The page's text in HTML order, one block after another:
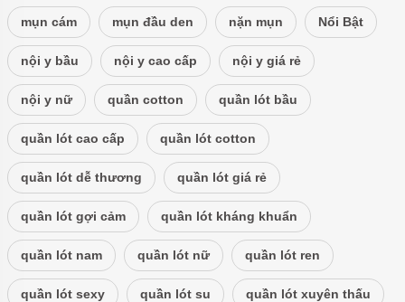
mụn cám mụn đầu den nặn mụn Nổi Bật
nội y bầu nội y cao cấp nội y giá rẻ
nội y nữ quần cotton quần lót bầu
quần lót cao cấp quần lót cotton
quần lót dễ thương quần lót giá rẻ
quần lót gợi cảm quần lót kháng khuẩn
quần lót nam quần lót nữ quần lót ren
quần lót sexy quần lót su quần lót xuyên thấu